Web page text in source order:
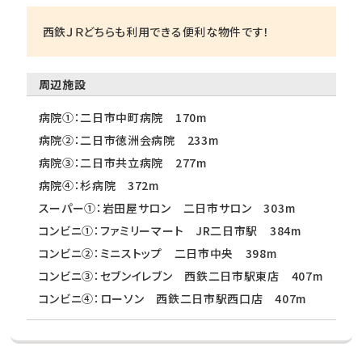
西鉄ＪＲどちらも利用できる便利な物件です！
周辺施設
病院①：二日市中町病院 170m
病院②：二日市徳洲会病院 233m
病院③：二日市共立病院 277m
病院④：杉病院 372m
スーパー①：岩田屋サロン 二日市サロン 303m
コンビニ①：ファミリーマート JR二日市駅 384m
コンビニ②：ミニストップ 二日市中央 398m
コンビニ③：セブンイレブン 西鉄二日市駅東店 407m
コンビニ④：ローソン 西鉄二日市駅西口店 407m